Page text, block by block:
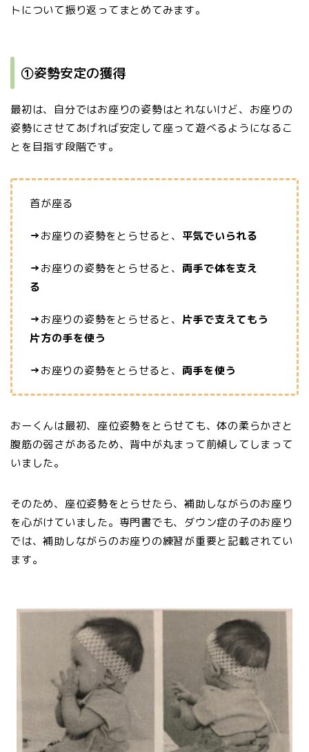
トについて振り返ってまとめてみます。
①姿勢安定の獲得
最初は、自分ではお座りの姿勢はとれないけど、お座りの
姿勢にさせてあげれば安定して座って遊べるようになるこ
とを目指す段階です。
首が座る
→お座りの姿勢をとらせると、 平気でいられる
→お座りの姿勢をとらせると、 両手で体を支え
る
→お座りの姿勢をとらせると、 片手で支えてもう
片方の手を使う
→お座りの姿勢をとらせると、 両手を使う
おーくんは最初、座位姿勢をとらせても、体の柔らかさと
腹筋の弱さがあるため、背中が丸まって前傾してしまって
いました。
そのため、座位姿勢をとらせたら、補助しながらのお座り
を心がけていました。専門書でも、ダウン症の子のお座り
では、補助しながらのお座りの練習が重要と記載されてい
ます。